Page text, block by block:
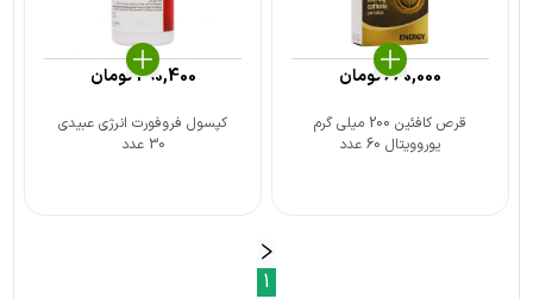
قرص کافئین 200 میلی گرم
یوروویتال 60 عدد
660,000تومان
کپسول فروفورت انرژی عبیدی
30 عدد
290,400تومان
1